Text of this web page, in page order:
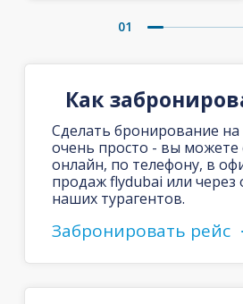
01
Как
Сделать бронирование на
очень просто - вы можете
онлайн, по телефону, в
продаж flydubai или через
наших турагентов.
Забронировать рейс